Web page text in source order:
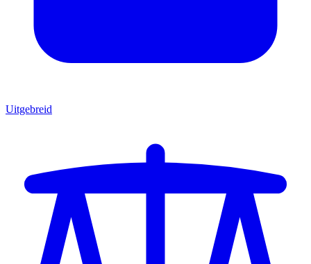
Uitgebreid